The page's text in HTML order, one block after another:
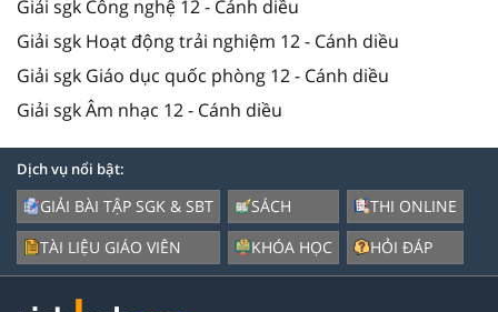
Giải sgk Công nghệ 12 - Cánh diều
Giải sgk Hoạt động trải nghiệm 12 - Cánh diều
Giải sgk Giáo dục quốc phòng 12 - Cánh diều
Giải sgk Âm nhạc 12 - Cánh diều
Dịch vụ nổi bật:
GIẢI BÀI TẬP SGK & SBT
TÀI LIỆU GIÁO VIÊN
SÁCH
KHÓA HỌC
THI ONLINE
HỎI ĐÁP